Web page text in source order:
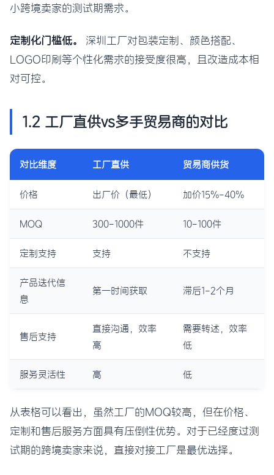
小跨境卖家的测试期需求。
定制化门槛低。
深圳工厂对包装定制、颜色搭配、
LOGO印刷等个性化需求的接受度很高，且改造成本相
对可控。
1.2 工厂直供vs多手贸易商的对比
对比维度 工厂直供 贸易商供货
价格 出厂价（最低） 加价15%-40%
MOQ 300-1000件 10-100件
定制支持 支持 不支持
产品迭代信
息
第一时间获取 滞后1-2个月
售后支持
直接沟通，效率
高
需要转述，效率
低
服务灵活性 高 低
从表格可以看出，虽然工厂的MOQ较高，但在价格、
定制和售后服务方面具有压倒性优势。对于已经度过测
试期的跨境卖家来说，直接对接工厂是最优选择。